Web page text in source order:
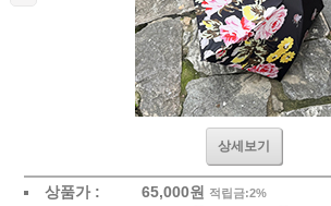
상세보기
상품가 : 65,000원 적립금:2%